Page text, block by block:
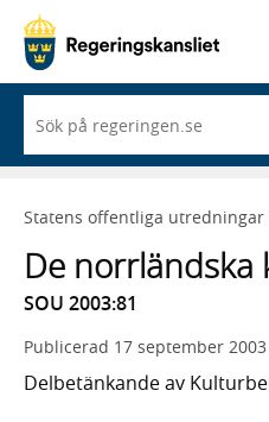
du
börjar
skriva
framträder
lista
med
sökförslag
Statens offentliga utredningar
De norrländska
SOU 2003:81
Publicerad 17 september 2003
Delbetänkande av